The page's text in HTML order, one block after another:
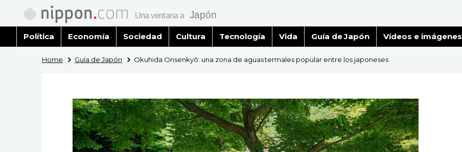
Política Economía Sociedad Cultura Tecnología Vida Guía de Japón Vídeos e imágenes
Home Guía de Japón Okuhida Onsenkyō: una zona de aguas termales popular entre los japoneses